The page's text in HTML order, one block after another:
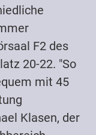
F2 des
20-22. "So
mit 45
Klasen, der